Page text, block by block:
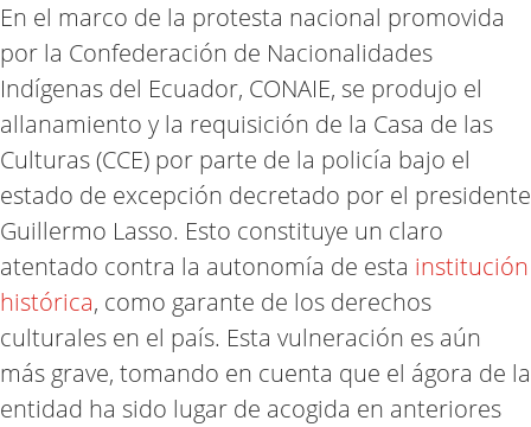
En el marco de la protesta nacional promovida
por la Confederación de Nacionalidades
Indígenas del Ecuador, CONAIE, se produjo el
allanamiento y la requisición de la Casa de las
Culturas (CCE) por parte de la policía bajo el
estado de excepción decretado por el presidente
Guillermo Lasso. Esto constituye un claro
atentado contra la autonomía de esta institución
histórica, como garante de los derechos
culturales en el país. Esta vulneración es aún
más grave, tomando en cuenta que el ágora de la
entidad ha sido lugar de acogida en anteriores